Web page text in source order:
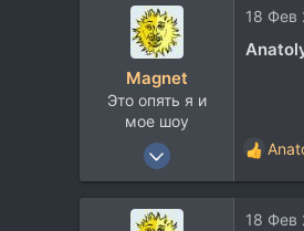
Magnet
Это опять я и
мое шоу
3 Июн 2007
4.264
18 Фев
Р
е
к18 Фев